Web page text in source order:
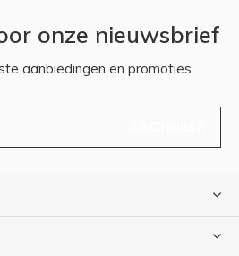
onze nieuwsbrief
aanbiedingen en promoties